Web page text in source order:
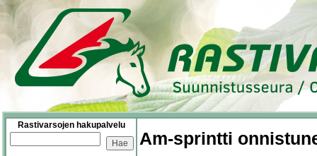
Rastivarsojen hakupalvelu
Am-sprintti